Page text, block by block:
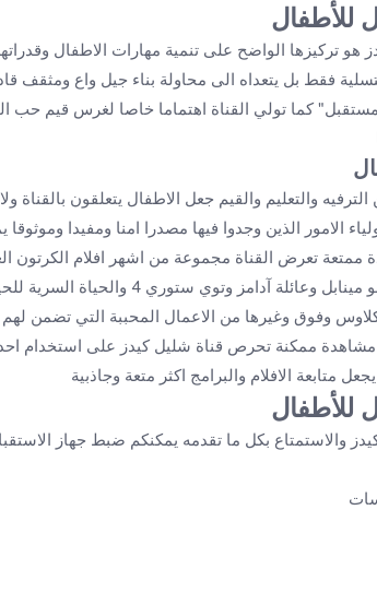
للأطفال
هو تركيزها الواضح على تنمية مهارات الاطفال
فقط بل يتعداه الى محاولة بناء جيل واع
كما تولي القناة اهتماما خاصا لغرس قيم حب
الترفيه والتعليم والقيم جعل الاطفال يتعلقون بالقناة
الامور الذين وجدوا فيها مصدرا امنا ومفيدا
ممتعة تعرض القناة مجموعة من اشهر افلام الكرتون
وفوق وغيرها من الاعمال المحببة التي تضمن
ممكنة تحرص قناة شليل كيدز على استخدام
للأطفال
والاستمتاع بكل ما تقدمه يمكنكم ضبط جهاز